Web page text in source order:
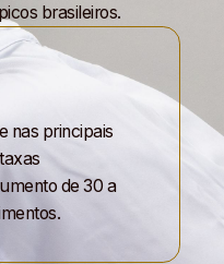
brasileiros.
nas principais
de 30 a